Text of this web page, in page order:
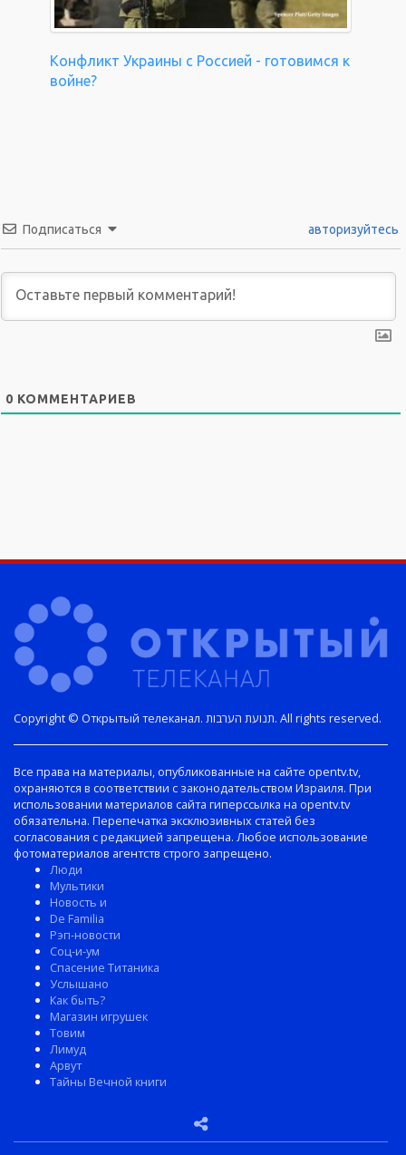
Конфликт Украины с Россией - готовимся к
войне?
Подписаться авторизуйтесь
0 КОММЕНТАРИЕВ
Copyright © Открытый телеканал. תנועת הערבות. All rights reserved.
Все права на материалы, опубликованные на сайте opentv.tv,
охраняются в соответствии с законодательством Израиля. При
использовании материалов сайта гиперссылка на opentv.tv
обязательна. Перепечатка эксклюзивных статей без
согласования с редакцией запрещена. Любое использование
фотоматериалов агентств строго запрещено.
Люди
Мультики
Новость и
De Familia
Рэп-новости
Соц-и-ум
Спасение Титаника
Услышано
Как быть?
Магазин игрушек
Товим
Лимуд
Арвут
Тайны Вечной книги